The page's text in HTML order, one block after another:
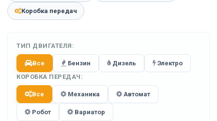
Коробка передач
ТИП ДВИГАТЕЛЯ:
Все Бензин Дизель
Электро
КОРОБКА ПЕРЕДАЧ:
Все Механика Автомат
Робот Вариатор